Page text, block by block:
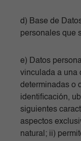
d) Base de
personales que
e) Datos
vinculada a una
determinadas o
identificación,
siguientes
aspectos
natural; ii)